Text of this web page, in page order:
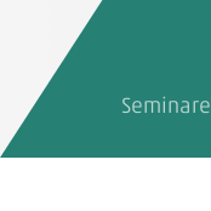
Seminare